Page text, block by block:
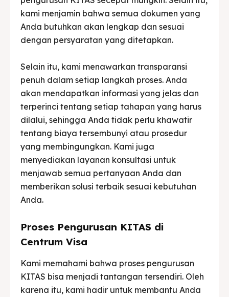
kami menjamin bahwa semua dokumen yang
Anda butuhkan akan lengkap dan sesuai
dengan persyaratan yang ditetapkan.
Selain itu, kami menawarkan transparansi
penuh dalam setiap langkah proses. Anda
akan mendapatkan informasi yang jelas dan
terperinci tentang setiap tahapan yang harus
dilalui, sehingga Anda tidak perlu khawatir
tentang biaya tersembunyi atau prosedur
yang membingungkan. Kami juga
menyediakan layanan konsultasi untuk
menjawab semua pertanyaan Anda dan
memberikan solusi terbaik sesuai kebutuhan
Anda.
Proses Pengurusan KITAS di
Centrum Visa
Kami memahami bahwa proses pengurusan
KITAS bisa menjadi tantangan tersendiri. Oleh
karena itu, kami hadir untuk membantu Anda